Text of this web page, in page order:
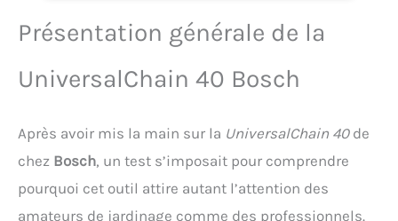
rapide Assemblage rapide
et nettoyage facile : la
d’un système SDS
rapide sans clé Entretien
rapide, propre et sans
risque : le grand réservoir
d’huile à bouchon
imperdable réduit la
Présentation générale de la
UniversalChain 40 Bosch
Après avoir mis la main sur la UniversalChain 40de
chez Bosch, un test s’imposait pour comprendre
pourquoi cet outil attire autant l’attention des
amateurs de jardinage comme des professionnels.